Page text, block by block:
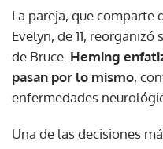
La pareja, que comparte
Evelyn, de 11,
de Bruce. Heming
pasan por lo mismo,
enfermedades
Una de las decisiones